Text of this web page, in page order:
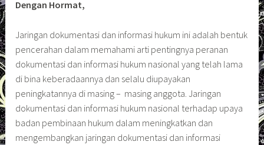
Dengan Hormat,
Jaringan dokumentasi dan informasi hukum ini adalah bentuk
pencerahan dalam memahami arti pentingnya peranan
dokumentasi dan informasi hukum nasional yang telah lama
di bina keberadaannya dan selalu diupayakan
peningkatannya di masing – masing anggota. Jaringan
dokumentasi dan informasi hukum nasional terhadap upaya
badan pembinaan hukum dalam meningkatkan dan
mengembangkan jaringan dokumentasi dan informasi